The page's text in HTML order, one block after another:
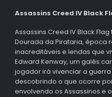
Assassins Creed IV Black
Assassins Creed IV Black
Dourada da Pirataria, época
inacreditáveis e lendas que
Edward Kenway, um galês
jogador irá vivenciar a
descobrindo o que ocorre
envolvendo os Assassinos e